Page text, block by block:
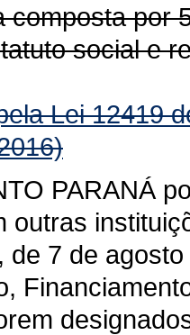
composta por
social e
Lei 12419
PARANÁ
outras
de 7 de